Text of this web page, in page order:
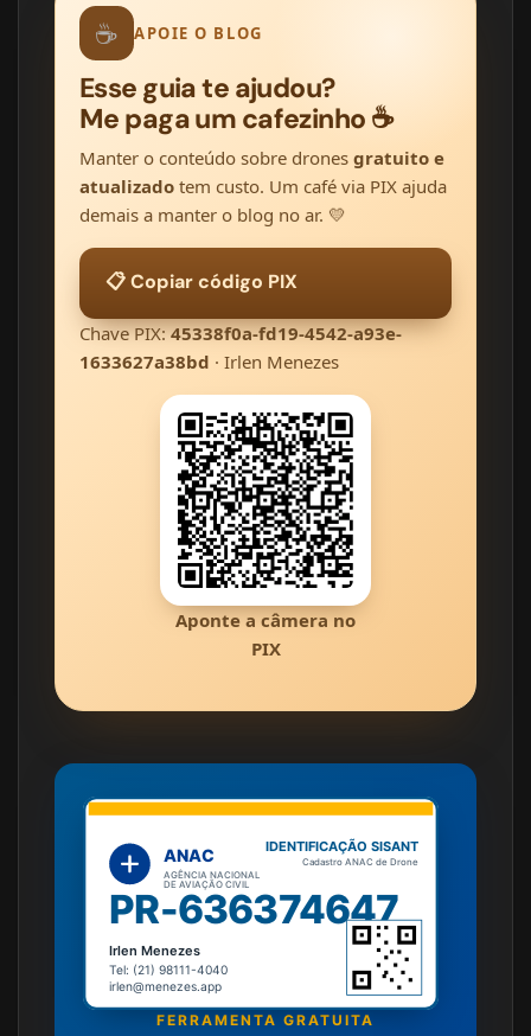
☕ APOIE O BLOG
Esse guia te ajudou?
Me paga um cafezinho ☕
Manter o conteúdo sobre drones gratuito e
atualizado tem custo. Um café via PIX ajuda
demais a manter o blog no ar. 💛
📋 Copiar código PIX
Chave PIX:45338f0a-fd19-4542-a93e-
1633627a38bd · Irlen Menezes
Aponte a câmera no
PIX
ANAC
AGÊNCIA NACIONAL
DE AVIAÇÃO CIVIL
IDENTIFICAÇÃO SISANT
Cadastro ANAC de Drone
PR-636374647
Irlen Menezes
Tel: (21) 98111-4040
irlen@menezes.app
FERRAMENTA GRATUITA